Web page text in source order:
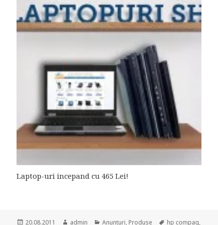
Laptop-uri incepand cu 465 Lei!
Posted
20.08.2011 Author
admin Categories
Anunturi, Produse Tags
hp compaq,